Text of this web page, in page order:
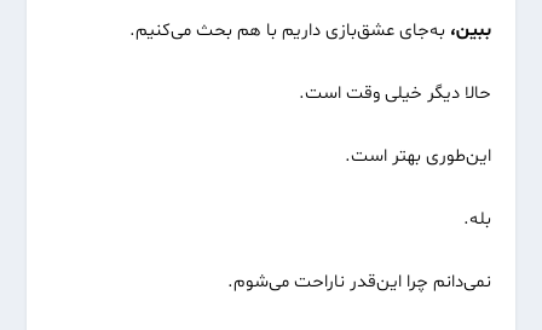
ببین، به‌جای عشق‌بازی داریم با هم بحث می‌کنیم.
حالا دیگر خیلی وقت است.
این‌طوری بهتر است.
بله.
نمی‌دانم چرا این‌قدر ناراحت می‌شوم.